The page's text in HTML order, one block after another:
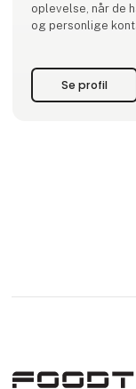
oplevelse, når de
og personlige
at sikre en mangeå
Se profil